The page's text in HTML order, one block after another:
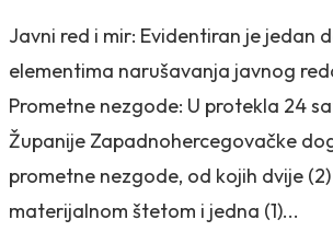
Javni red i mir: Evidentiran je jedan
elementima narušavanja javnog
Prometne nezgode: U protekla 24
Županije Zapadnohercegovačke
prometne nezgode, od kojih dvije
materijalnom štetom i jedna (1)...